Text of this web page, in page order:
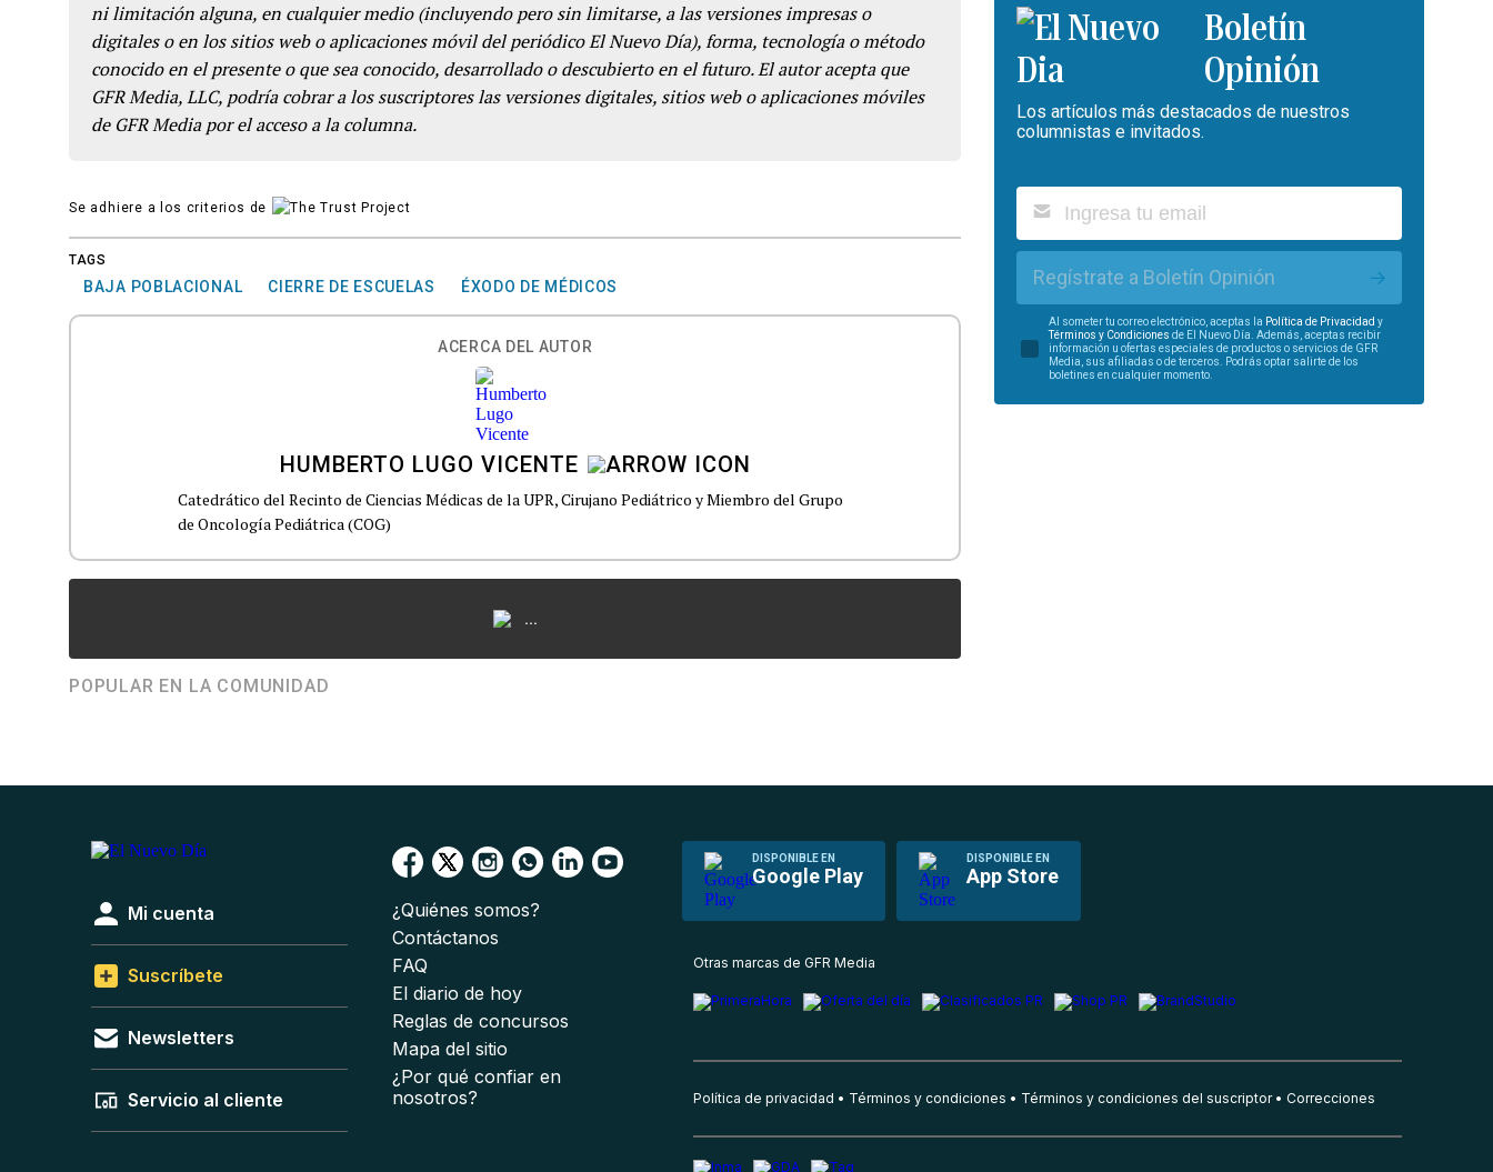
ni limitación alguna, en cualquier medio (incluyendo pero sin limitarse, a las versiones impresas o
digitales o en los sitios web o aplicaciones móvil del periódico El Nuevo Día), forma, tecnología o método
conocido en el presente o que sea conocido, desarrollado o descubierto en el futuro. El autor acepta que
GFR Media, LLC, podría cobrar a los suscriptores las versiones digitales, sitios web o aplicaciones móviles
de GFR Media por el acceso a la columna.
Se adhiere a los criterios de
TAGS
BAJA POBLACIONAL CIERRE DE ESCUELAS ÉXODO DE MÉDICOS
ACERCA DEL AUTOR
HUMBERTO LUGO VICENTE
Catedrático del Recinto de Ciencias Médicas de la UPR, Cirujano Pediátrico y Miembro del Grupo
de Oncología Pediátrica (COG)
...
POPULAR EN LA COMUNIDAD
Boletín
Opinión
Los artículos más destacados de nuestros
columnistas e invitados.
Regístrate a Boletín Opinión
Al someter tu correo electrónico, aceptas la Política de Privacidad y
Términos y Condiciones de El Nuevo Día. Además, aceptas recibir
información u ofertas especiales de productos o servicios de GFR
Media, sus afiliadas o de terceros. Podrás optar salirte de los
boletines en cualquier momento.
DISPONIBLE EN
Google Play
DISPONIBLE EN
App Store
Mi cuenta
Suscríbete
Newsletters
Servicio al cliente
¿Quiénes somos?
Contáctanos
FAQ
El diario de hoy
Reglas de concursos
Mapa del sitio
¿Por qué confiar en
nosotros?
Otras marcas de GFR Media
Política de privacidad Términos y condiciones Términos y condiciones del suscriptor Correcciones